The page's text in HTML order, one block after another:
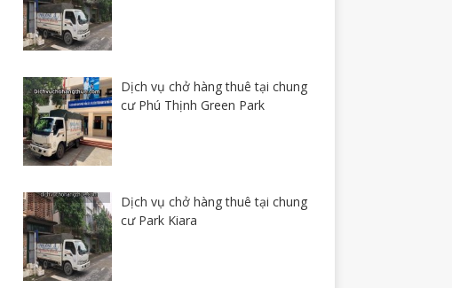
Dịch vụ chở hàng thuê tại chung
cư Phú Thịnh Green Park
Dịch vụ chở hàng thuê tại chung
cư Park Kiara